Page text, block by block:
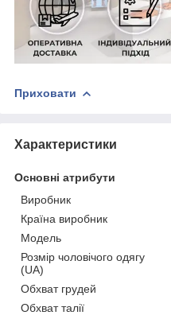
Приховати
Характеристики
Основні атрибути
Виробник
Країна виробник
Модель
Розмір чоловічого одягу
(UA)
Обхват грудей
Обхват талії